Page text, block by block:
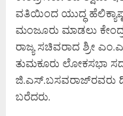
ವತಿಯಿಂದ ಯುದ್ಧ
ಮಂಜೂರು ಮಾಡಲು
ರಾಜ್ಯ ಸಚಿವರಾದ ಶ್ರೀ
ತುಮಕೂರು ಲೋಕಸಭಾ
ಜಿ.ಎಸ್.ಬಸವರಾಜ್‌ರವರು
ಬರೆದರು.